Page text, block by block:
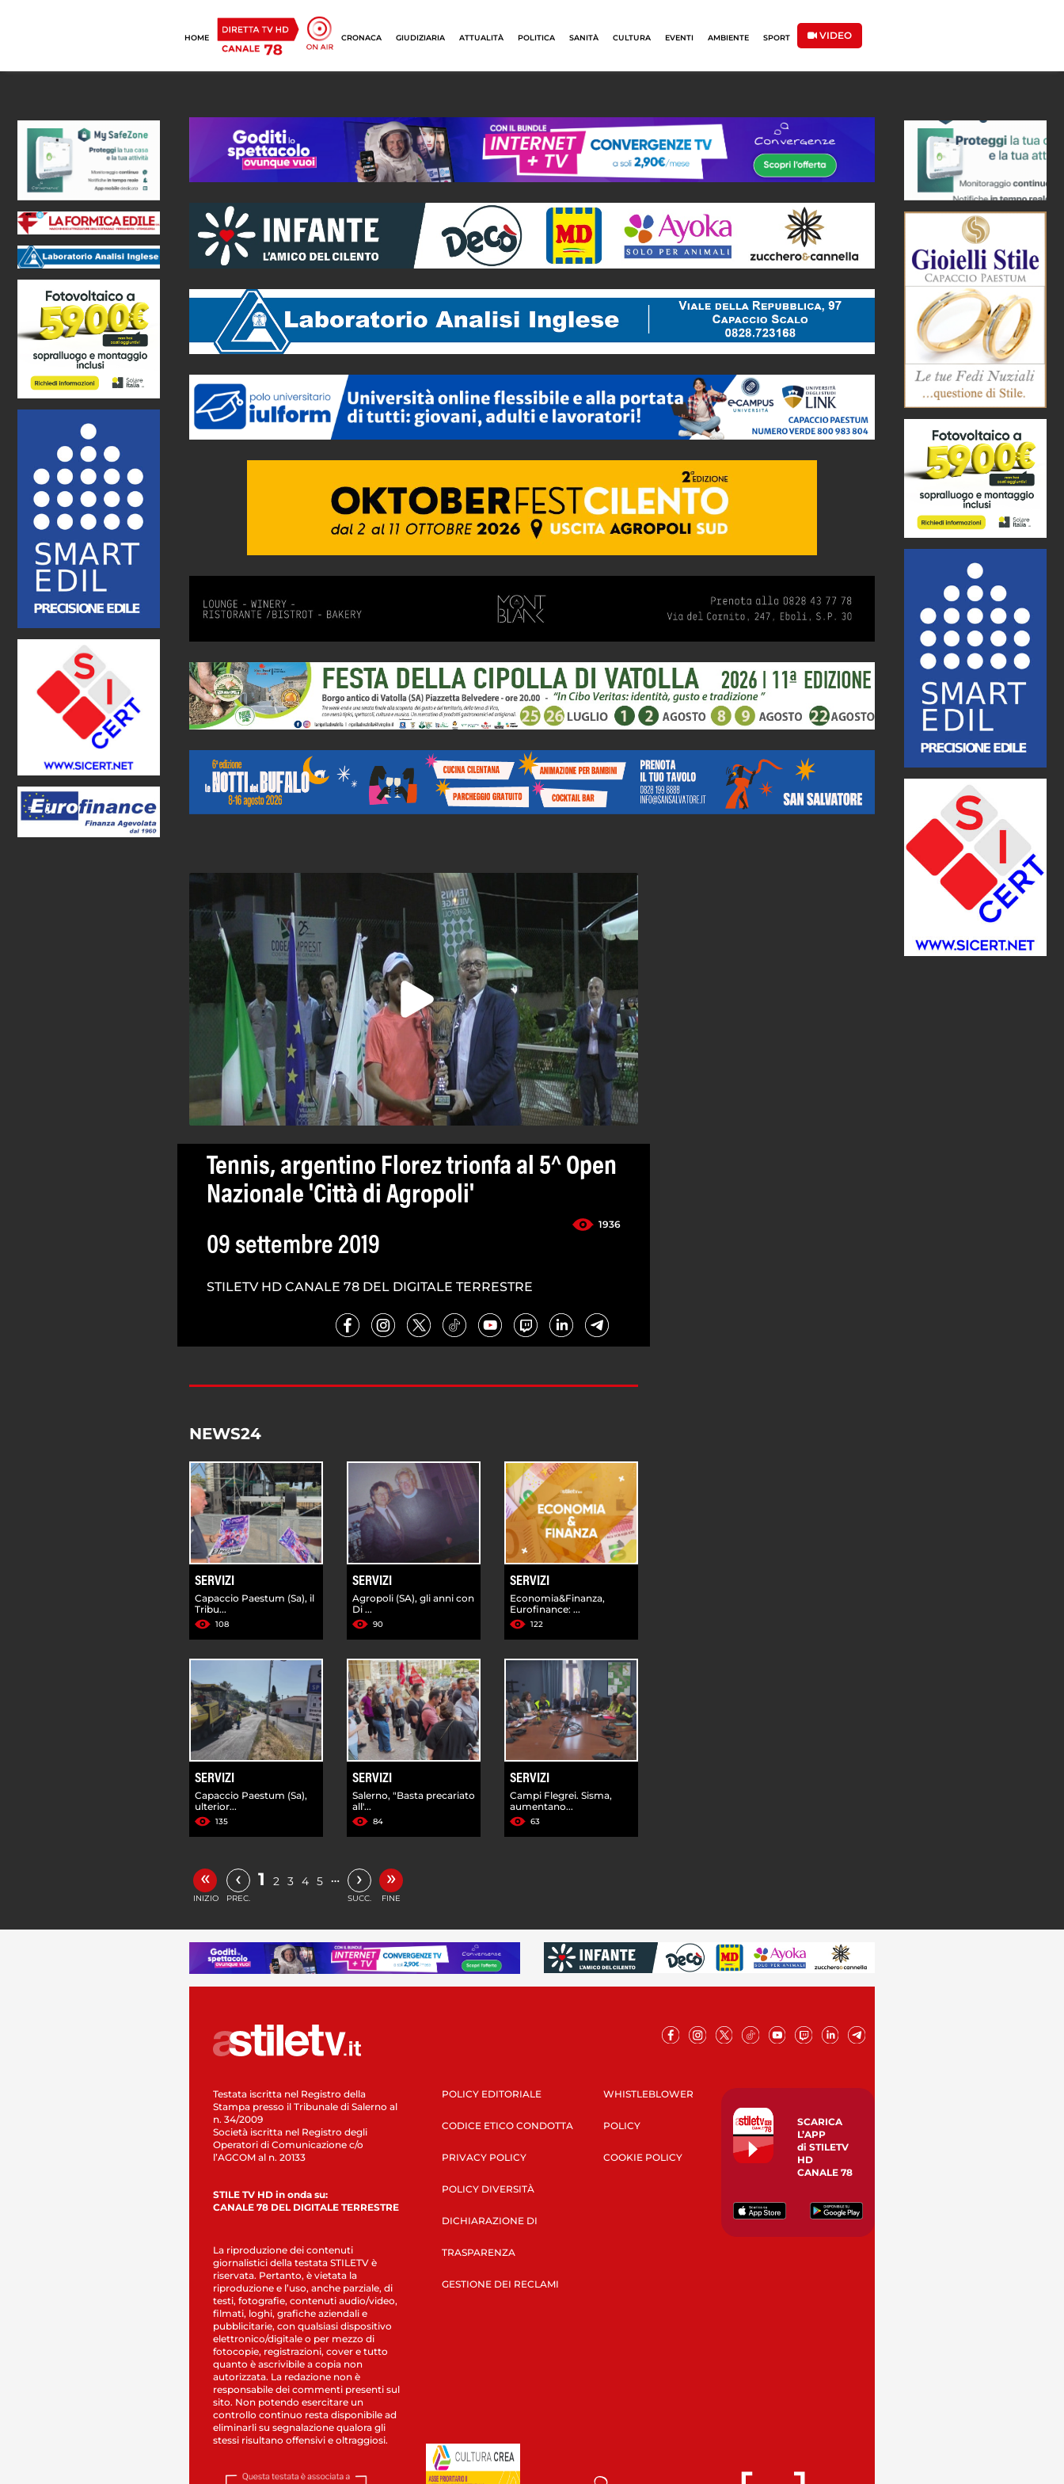
HOME CRONACA GIUDIZIARIA ATTUALITÀ POLITICA SANITÀ CULTURA EVENTI AMBIENTE SPORT VIDEO
Tennis, argentino Florez trionfa al 5^ Open
Nazionale 'Città di Agropoli'
1936
09 settembre 2019
STILETV HD CANALE 78 DEL DIGITALE TERRESTRE
NEWS24
SERVIZI
Capaccio Paestum (Sa), il
Tribu...
108
SERVIZI
Agropoli (SA), gli anni con
Di ...
90
SERVIZI
Economia&Finanza,
Eurofinance: ...
122
SERVIZI
Capaccio Paestum (Sa),
ulterior...
135
SERVIZI
Salerno, "Basta precariato
all'...
84
SERVIZI
Campi Flegrei. Sisma,
aumentano...
63
«
INIZIO
‹
PREC.
1 2 3 4 5 … ›
SUCC.
»
FINE
Testata iscritta nel Registro della
Stampa presso il Tribunale di Salerno al
n. 34/2009
Società iscritta nel Registro degli
Operatori di Comunicazione c/o
l’AGCOM al n. 20133
STILE TV HD in onda su:
CANALE 78 DEL DIGITALE TERRESTRE
La riproduzione dei contenuti
giornalistici della testata STILETV è
riservata. Pertanto, è vietata la
riproduzione e l’uso, anche parziale, di
testi, fotografie, contenuti audio/video,
filmati, loghi, grafiche aziendali e
pubblicitarie, con qualsiasi dispositivo
elettronico/digitale o per mezzo di
fotocopie, registrazioni, cover e tutto
quanto è ascrivibile a copia non
autorizzata. La redazione non è
responsabile dei commenti presenti sul
sito. Non potendo esercitare un
controllo continuo resta disponibile ad
eliminarli su segnalazione qualora gli
stessi risultano offensivi e oltraggiosi.
POLICY EDITORIALE
CODICE ETICO CONDOTTA
PRIVACY POLICY
POLICY DIVERSITÀ
DICHIARAZIONE DI
TRASPARENZA
GESTIONE DEI RECLAMI
WHISTLEBLOWER
POLICY
COOKIE POLICY
SCARICA
L’APP
di STILETV
HD
CANALE 78